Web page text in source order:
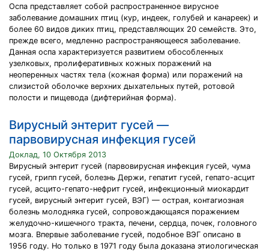
Оспа представляет собой распространенное вирусное
заболевание домашних птиц (кур, индеек, голубей и канареек) и
более 60 видов диких птиц, представляющих 20 семейств. Это,
прежде всего, медленно распространяющееся заболевание.
Данная оспа характеризуется развитием обособленных
узелковых, пролиферативных кожных поражений на
неоперенных частях тела (кожная форма) или поражений на
слизистой оболочке верхних дыхательных путей, ротовой
полости и пищевода (дифтерийная форма).
Вирусный энтерит гусей —
парвовирусная инфекция гусей
Доклад, 10 Октября 2013
Вирусный энтерит гусей (парвовирусная инфекция гусей, чума
гусей, грипп гусей, болезнь Держи, гепатит гусей, гепато-асцит
гусей, асцито-гепато-нефрит гусей, инфекционный миокардит
гусей, вирусный энтерит гусей, ВЭГ) — острая, контагиозная
болезнь молодняка гусей, сопровождающаяся поражением
желудочно-кишечного тракта, печени, сердца, почек, головного
мозга. Впервые заболевание гусей, подобное ВЭГ описано в
1956 году. Но только в 1971 году была доказана этиологическая